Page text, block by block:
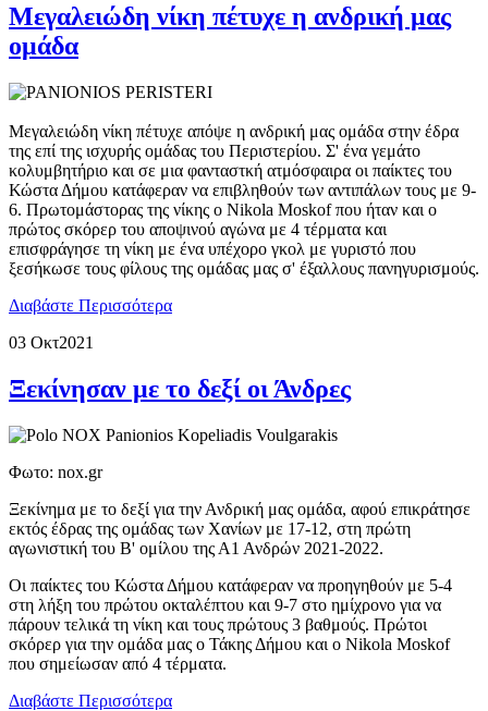
Μεγαλειώδη νίκη πέτυχε η ανδρική μας
ομάδα
Μεγαλειώδη νίκη πέτυχε απόψε η ανδρική μας ομάδα στην έδρα
της επί της ισχυρής ομάδας του Περιστερίου. Σ' ένα γεμάτο
κολυμβητήριο και σε μια φανταστκή ατμόσφαιρα οι παίκτες του
Κώστα Δήμου κατάφεραν να επιβληθούν των αντιπάλων τους με 9-
6. Πρωτομάστορας της νίκης ο Nikola Moskof που ήταν και ο
πρώτος σκόρερ του αποψινού αγώνα με 4 τέρματα και
επισφράγησε τη νίκη με ένα υπέχορο γκολ με γυριστό που
ξεσήκωσε τους φίλους της ομάδας μας σ' έξαλλους πανηγυρισμούς.
Διαβάστε Περισσότερα
03 Οκτ2021
Ξεκίνησαν με το δεξί οι Άνδρες
Φωτο: nox.gr
Ξεκίνημα με το δεξί για την Ανδρική μας ομάδα, αφού επικράτησε
εκτός έδρας της ομάδας των Χανίων με 17-12, στη πρώτη
αγωνιστική του Β' ομίλου της Α1 Ανδρών 2021-2022.
Οι παίκτες του Κώστα Δήμου κατάφεραν να προηγηθούν με 5-4
στη λήξη του πρώτου οκταλέπτου και 9-7 στο ημίχρονο για να
πάρουν τελικά τη νίκη και τους πρώτους 3 βαθμούς. Πρώτοι
σκόρερ για την ομάδα μας ο Τάκης Δήμου και ο Nikola Moskof
που σημείωσαν από 4 τέρματα.
Διαβάστε Περισσότερα